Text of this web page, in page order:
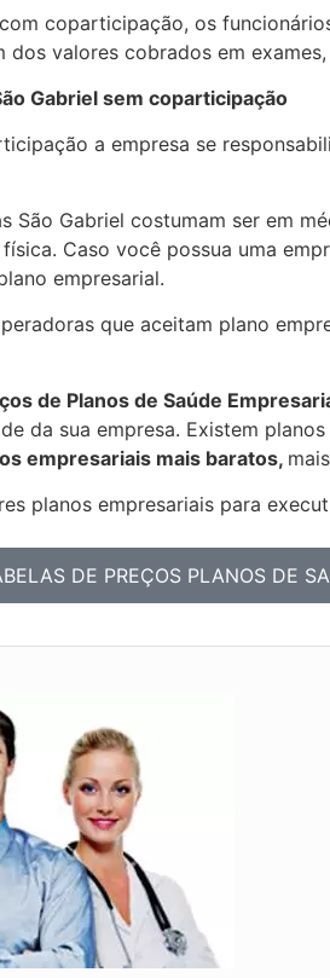
coparticipação, os
dos valores cobrados em
Gabriel sem coparticipação
a empresa se
São Gabriel costumam ser em
Caso você possua uma
empresarial.
que aceitam plano
de Planos de Saúde
da sua empresa. Existem
empresariais mais baratos,
planos empresariais para
DE PREÇOS PLANOS DE